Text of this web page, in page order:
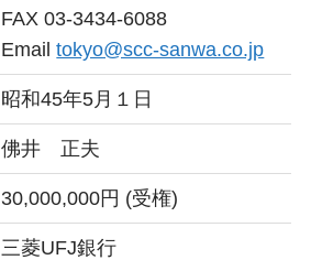
FAX 03-3434-6088
Emailtokyo@scc-sanwa.co.jp
昭和45年5月１日
佛井 正夫
30,000,000円 (受権)
三菱UFJ銀行